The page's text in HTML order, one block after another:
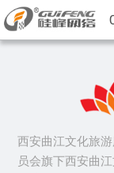
西安曲江文化旅
员会旗下西安曲